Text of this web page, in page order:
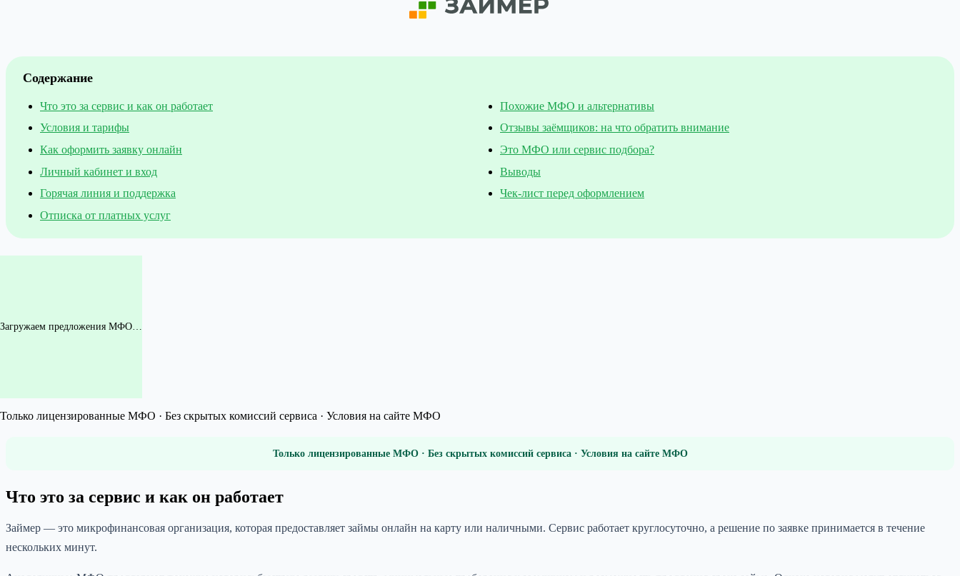
Содержание
Что это за сервис и как он работает
Условия и тарифы
Как оформить заявку онлайн
Личный кабинет и вход
Горячая линия и поддержка
Отписка от платных услуг
Похожие МФО и альтернативы
Отзывы заёмщиков: на что обратить внимание
Это МФО или сервис подбора?
Выводы
Чек-лист перед оформлением
Загружаем предложения МФО…
Только лицензированные МФО · Без скрытых комиссий сервиса · Условия на сайте МФО
Только лицензированные МФО · Без скрытых комиссий сервиса · Условия на сайте МФО
Что это за сервис и как он работает
Займер — это микрофинансовая организация, которая предоставляет займы онлайн на карту или наличными. Сервис работает круглосуточно, а решение по заявке принимается в течение
нескольких минут.